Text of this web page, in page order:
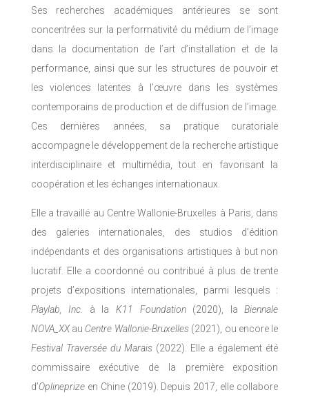
Ses recherches académiques antérieures se sont
concentrées sur la performativité du médium de l’image
dans la documentation de l’art d’installation et de la
performance, ainsi que sur les structures de pouvoir et
les violences latentes à l’œuvre dans les systèmes
contemporains de production et de diffusion de l’image.
Ces dernières années, sa pratique curatoriale
accompagne le développement de la recherche artistique
interdisciplinaire et multimédia, tout en favorisant la
coopération et les échanges internationaux.
Elle a travaillé au Centre Wallonie-Bruxelles à Paris, dans
des galeries internationales, des studios d’édition
indépendants et des organisations artistiques à but non
lucratif. Elle a coordonné ou contribué à plus de trente
projets d’expositions internationales, parmi lesquels :
Playlab, Inc.
à laK11 Foundation(2020), laBiennale
NOVA_XXau Centre Wallonie-Bruxelles(2021), ou encore le
Festival Traversée du Marais(2022). Elle a également été
commissaire exécutive de la première exposition
d’Oplineprizeen Chine (2019). Depuis 2017, elle collabore